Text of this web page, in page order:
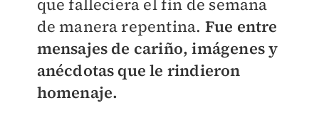
que falleciera el fin de semana
de manera repentina. Fue entre
mensajes de cariño, imágenes y
anécdotas que le rindieron
homenaje.